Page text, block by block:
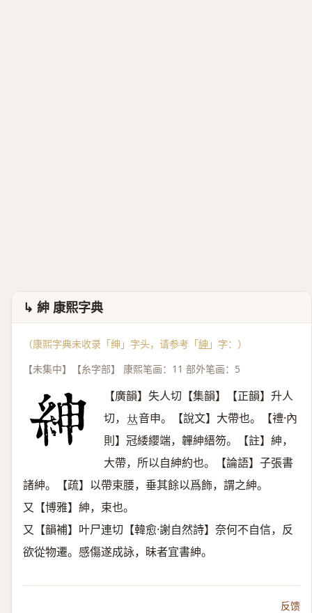
↳ 紳 康熙字典
（康熙字典未收录「绅」字头，请参考「紳 」字：）
【未集中】【糸字部】 康熙笔画：11 部外笔画：5
【廣韻】失人切【集韻】【正韻】升人
切， 𠀤音申。【說文】大帶也。【禮·內
則】冠緌纓端，韠紳縉笏。【註】紳，
大帶，所以自紳約也。【論語】子張書
諸紳。【疏】以帶束腰，垂其餘以爲飾，謂之紳。
又【博雅】紳，束也。
又【韻補】叶尸連切【韓愈·謝自然詩】奈何不自信，反
欲從物遷。感傷遂成詠，昧者宜書紳。
反馈